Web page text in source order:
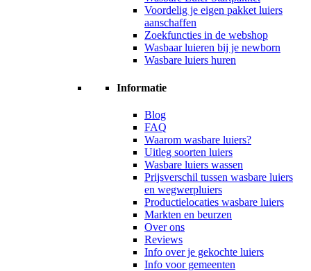
Voordelig je eigen pakket luiers
aanschaffen
Zoekfuncties in de webshop
Wasbaar luieren bij je newborn
Wasbare luiers huren
Informatie
Blog
FAQ
Waarom wasbare luiers?
Uitleg soorten luiers
Wasbare luiers wassen
Prijsverschil tussen wasbare luiers
en wegwerpluiers
Productielocaties wasbare luiers
Markten en beurzen
Over ons
Reviews
Info over je gekochte luiers
Info voor gemeenten